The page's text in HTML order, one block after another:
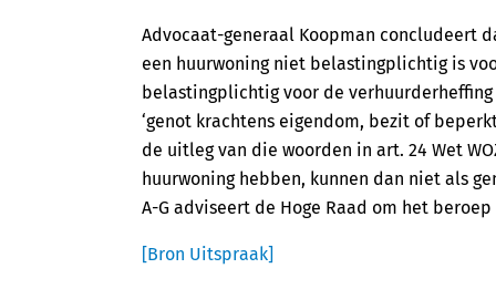
Advocaat-generaal Koopman concludeert
een huurwoning niet belastingplichtig is
belastingplichtig voor de verhuurderheffing
‘genot krachtens eigendom, bezit of
de uitleg van die woorden in art. 24 Wet
huurwoning hebben, kunnen dan niet als
A-G adviseert de Hoge Raad om het
[Bron Uitspraak]